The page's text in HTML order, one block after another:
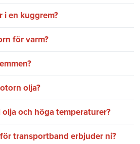
i en kuggrem?
för varm?
olja?
och höga temperaturer?
transportband erbjuder ni?